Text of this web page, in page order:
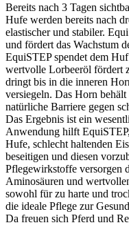
Bereits nach 3 Tagen
Hufe werden bereits nach
elastischer und stabiler.
und fördert das Wachstum
EquiSTEP spendet dem
wertvolle Lorbeeröl fördert
dringt bis in die inneren
versiegeln. Das Horn
natürliche Barriere gegen
Das Ergebnis ist ein
Anwendung hilft
Hufe, schlecht haltenden
beseitigen und diesen
Pflegewirkstoffe versorgen
Aminosäuren und
sowohl für zu harte und
die ideale Pflege zur
Da freuen sich Pferd und